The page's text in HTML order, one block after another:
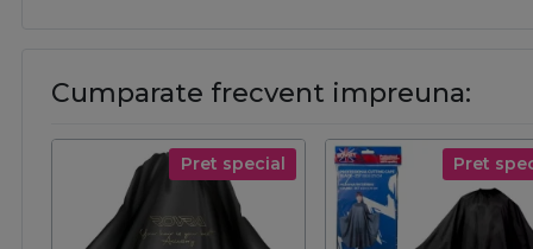
Cumparate frecvent impreuna:
Pret special Pret